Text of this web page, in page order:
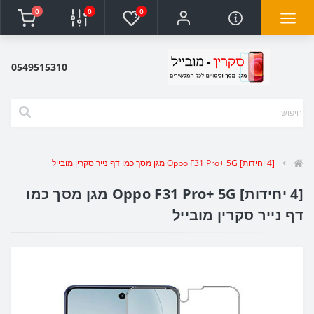
0
0
0
0549515310
[4 יחידות] Oppo F31 Pro+ 5G מגן מסך כמו דף נייר סקרין מובייל
[4 יחידות] Oppo F31 Pro+ 5G מגן מסך כמו
דף נייר סקרין מובייל